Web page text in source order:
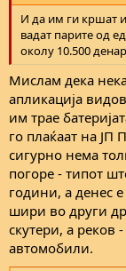
И да им ги кршат
вадат парите од
околу 10.500
Мислам дека
апликација
им трае
го плаќаат на ЈП
сигурно нема
погоре - типот
години, а денес
шири во други
скутери, а реков
автомобили.